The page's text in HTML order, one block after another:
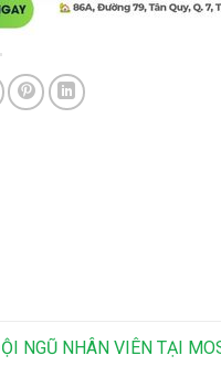
NGŨ NHÂN VIÊN TẠI